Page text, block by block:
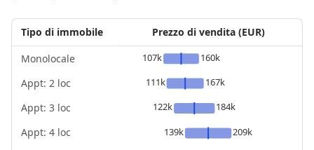
Tipo di immobile
Monolocale
Appt: 2 loc
Appt: 3 loc
Appt: 4 loc
Prezzo di vendita (EUR)
107k
160k
111k
167k
122k
184k
139k
209k